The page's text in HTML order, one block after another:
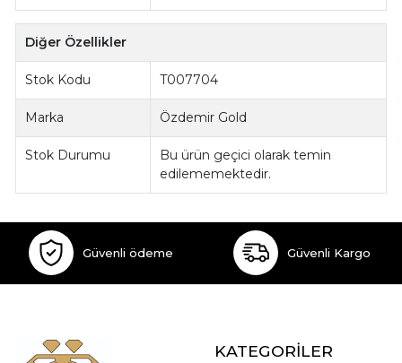
Diğer Özellikler
Stok Kodu T007704
Marka Özdemir Gold
Stok Durumu
Bu ürün geçici olarak temin
edilememektedir.
Güvenli ödeme Güvenli Kargo
KATEGORİLER